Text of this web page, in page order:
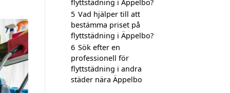
flyttstädning i Äppelbo?
5 Vad hjälper till att
bestämma priset på
flyttstädning i Äppelbo?
6 Sök efter en
professionell för
flyttstädning i andra
städer nära Äppelbo